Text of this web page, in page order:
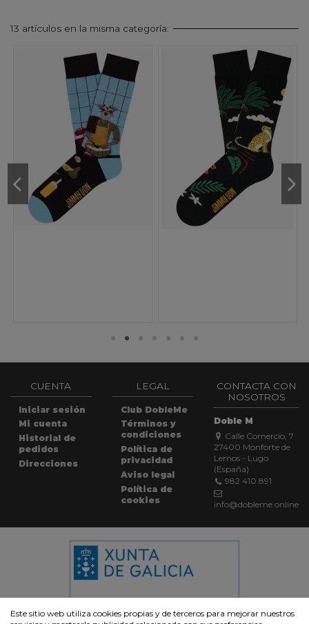
13 artículos en la misma categoría:
CUENTA
Iniciar sesión
Mi cuenta
Historial de
pedidos
Direcciones
LEGAL
Club DobleMe
Términos y
condiciones
Política de
privacidad
Aviso legal
Política de
cookies
CONTACTA CON
NOSOTROS
Doble M
Calle Comercio, 7
27400 Monforte de
Lemos - Lugo
(España)
982 410 891
info@dobleme.online
Este sitio web utiliza cookies propias y de terceros para mejorar nuestros